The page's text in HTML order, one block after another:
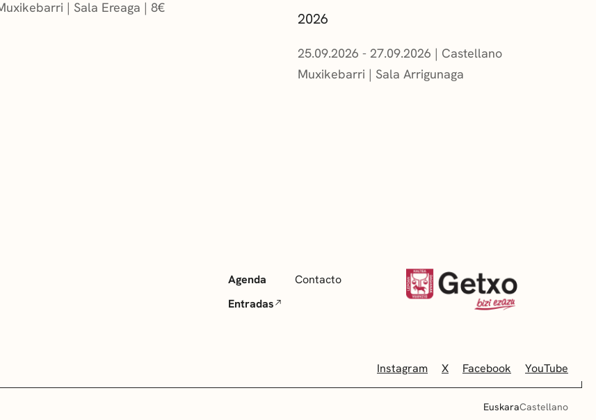
| Sala Ereaga 8€
2026
25.09.2026 - 27.09.2026
Castellano
Muxikebarri | Sala Arrigunaga
Agenda
Entradas
Contacto
Instagram X Facebook YouTube
EuskaraCastellano